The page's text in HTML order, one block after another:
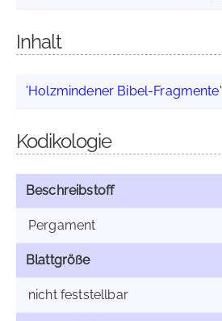
Inhalt
'Holzmindener Bibel-Fragmente'
Kodikologie
Beschreibstoff
Pergament
Blattgröße
nicht feststellbar